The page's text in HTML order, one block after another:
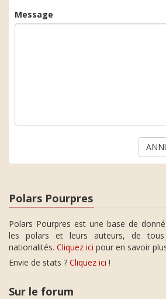
Message
Polars Pourpres
Polars Pourpres est une base de
les polars et leurs auteurs, de
nationalités. Cliquez ici pour en savoir
Envie de stats ? Cliquez ici !
Sur le forum